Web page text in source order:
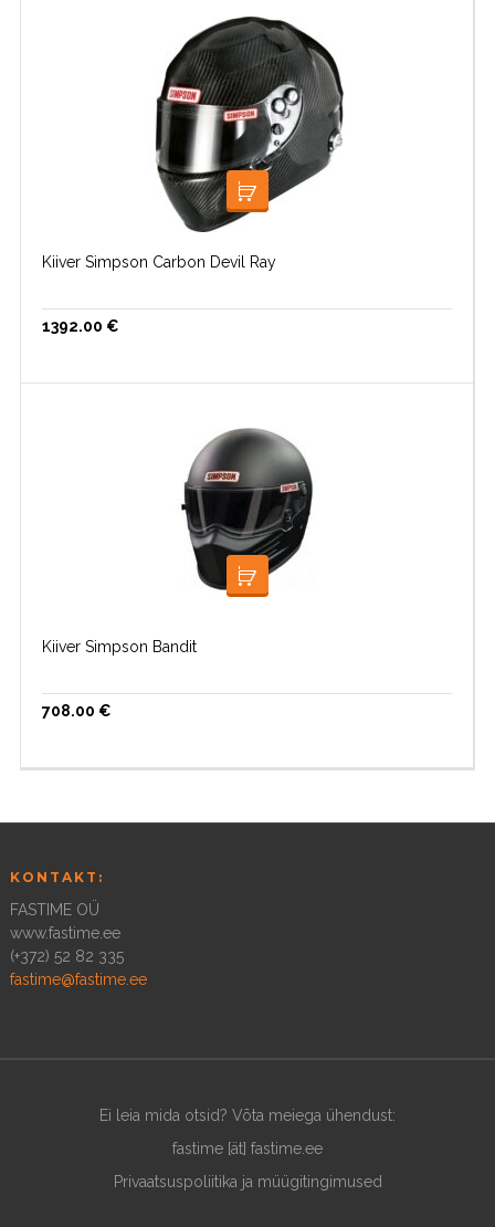
LISA KORVI
Kiiver Simpson Carbon Devil Ray
1392.00 €
LISA KORVI
Kiiver Simpson Bandit
708.00 €
KONTAKT:
FASTIME OÜ
www.fastime.ee
(+372) 52 82 335
fastime@fastime.ee
Ei leia mida otsid? Võta meiega ühendust:
fastime [ät] fastime.ee
Privaatsuspoliitika ja müügitingimused